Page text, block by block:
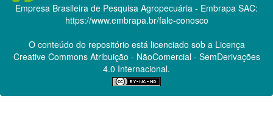
Empresa Brasileira de Pesquisa Agropecuária - Embrapa SAC:
https://www.embrapa.br/fale-conosco
O conteúdo do repositório está licenciado sob a Licença
Creative CommonsAtribuição - NãoComercial - SemDerivações
4.0 Internacional.